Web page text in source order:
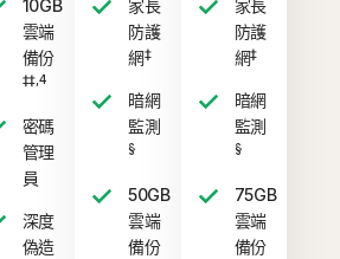
10GB
雲端
備份
‡‡,4
密碼
管理
員
深度
偽造
家長
防護
網‡
暗網
監測
§
50GB
雲端
備份
家長
防護
網‡
暗網
監測
§
75GB
雲端
備份